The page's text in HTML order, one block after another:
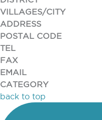
VILLAGES/CITY
ADDRESS
POSTAL CODE
TEL
FAX
EMAIL
CATEGORY
back to top